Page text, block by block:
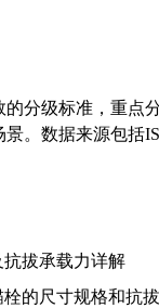
分级标准，重点
。数据来源包括
拔承载力详解
的尺寸规格和抗